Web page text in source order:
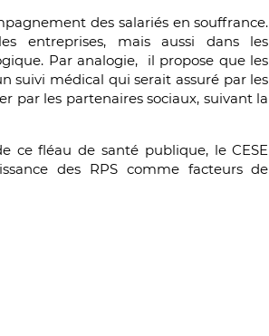
des salariés en souffrance.
entreprises, mais aussi dans les
Par analogie, il propose que les
suivi médical qui serait assuré par les
par les partenaires sociaux, suivant la
ce fléau de santé publique, le CESE
des RPS comme facteurs de